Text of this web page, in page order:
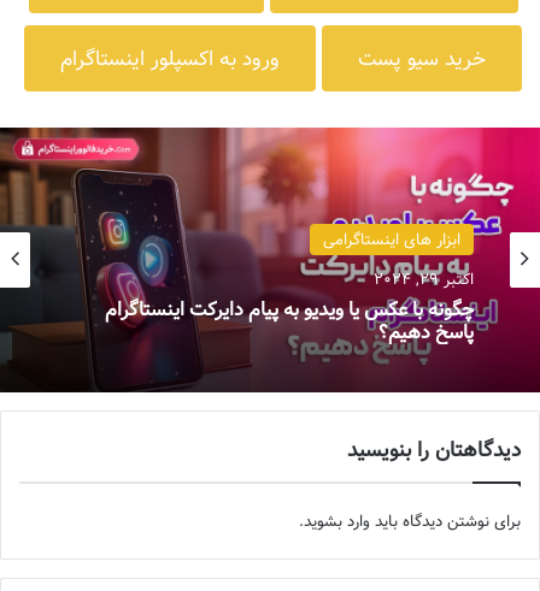
خرید سیو پست ورود به اکسپلور اینستاگرام
ابزار های اینستاگرامی
اکتبر 29, 2024
چگونه با عکس یا ویدیو به پیام دایرکت اینستاگرام
پاسخ دهیم؟
اینستاگرام
اکتبر 26, 2024
ساخت تیک آبی جعلی و فیک اینستاگرام آموزش
تصویری از صفر تا صد
دیدگاهتان را بنویسید
برای نوشتن دیدگاه باید وارد بشوید.